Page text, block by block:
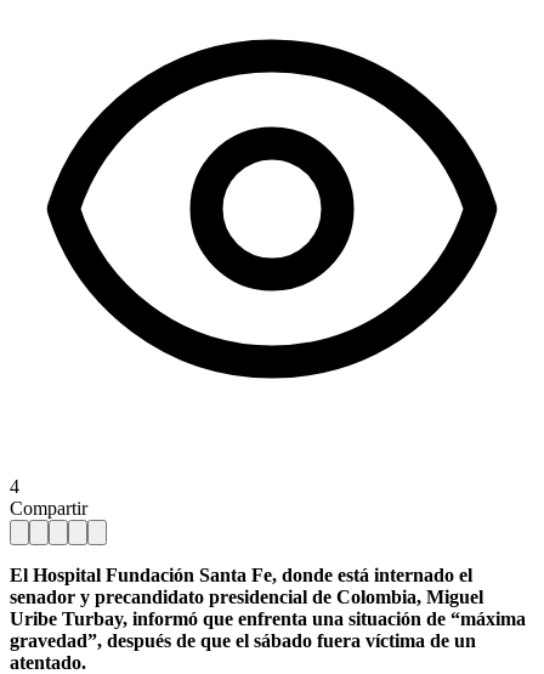
4
Compartir
El Hospital Fundación Santa Fe, donde está internado el
senador y precandidato presidencial de Colombia, Miguel
Uribe Turbay, informó que enfrenta una situación de “máxima
gravedad”, después de que el sábado fuera víctima de un
atentado.